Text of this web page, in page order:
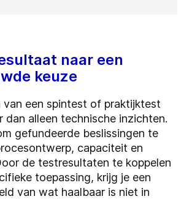
naar een
keuze
van een spintest of praktijktest
dan alleen technische inzichten.
gefundeerde beslissingen te
capaciteit en
de testresultaten te koppelen
toepassing, krijg je een
van wat haalbaar is niet in